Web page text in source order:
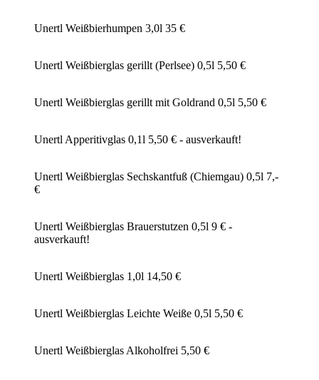
Unertl Weißbierhumpen 3,0l 35 €
Unertl Weißbierglas gerillt (Perlsee) 0,5l 5,50 €
Unertl Weißbierglas gerillt mit Goldrand 0,5l 5,50 €
Unertl Apperitivglas 0,1l 5,50 € - ausverkauft!
Unertl Weißbierglas Sechskantfuß (Chiemgau) 0,5l 7,-
€
Unertl Weißbierglas Brauerstutzen 0,5l 9 € -
ausverkauft!
Unertl Weißbierglas 1,0l 14,50 €
Unertl Weißbierglas Leichte Weiße 0,5l 5,50 €
Unertl Weißbierglas Alkoholfrei 5,50 €